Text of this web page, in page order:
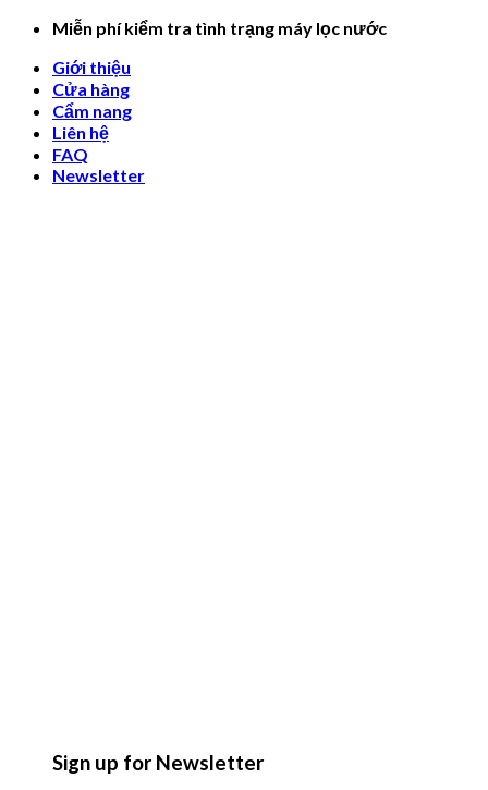
Skip
content
Miễn phí kiểm tra tình trạng máy lọc nước
Giới thiệu
Cửa hàng
Cẩm nang
Liên hệ
FAQ
Newsletter
Sign up for Newsletter